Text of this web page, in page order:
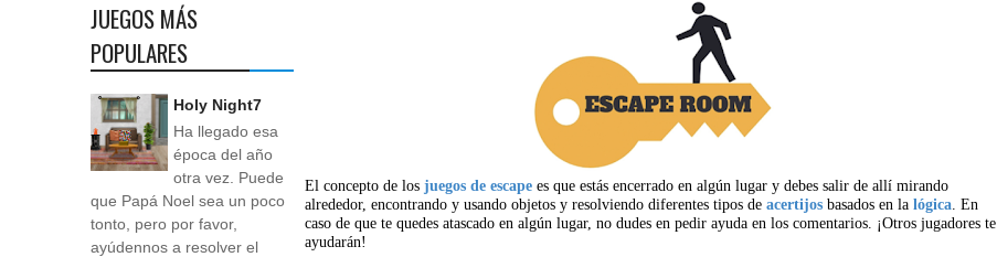
El concepto de losjuegos de escape es que estás encerrado en algún lugar y debes salir de allí mirando
alrededor, encontrando y usando objetos y resolviendo diferentes tipos deacertijos basados en lalógica. En
caso de que te quedes atascado en algún lugar, no dudes en pedir ayuda en los comentarios. ¡Otros jugadores te
ayudarán!
JUEGOS MÁS
POPULARES
Holy Night7
Ha llegado esa
época del año
otra vez. Puede
que Papá Noel sea un poco
tonto, pero por favor,
ayúdennos a resolver el